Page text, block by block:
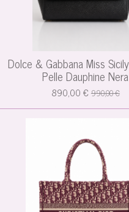
Dolce & Gabbana Miss
Pelle Dauphine Nera
890,00 € 990,00 €